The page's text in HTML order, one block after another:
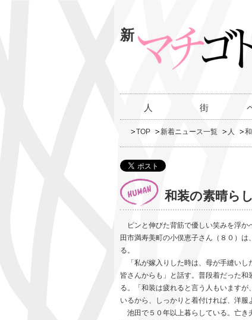
新
人 街
TOP 新着ニュース一覧 人
和装の素晴ら
ピンと伸びた背筋で優しい笑みを浮か
田市満寿美町の小俣恵子さん（８０）
る。
「私が嫁入りした時は、母が手縫いし
皆さんからも」と話す。普段着だった
る。「和装は疲れると言う人もいます
いるから、しっかりと着付ければ、洋服
池田で５０年以上暮らしている。亡き